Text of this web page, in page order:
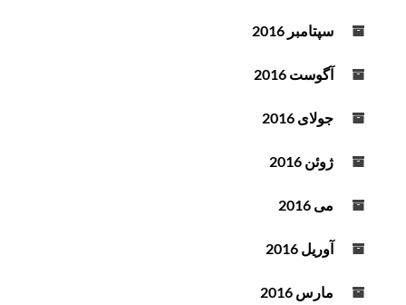
سپتامبر 2016
آگوست 2016
جولای 2016
ژوئن 2016
می 2016
آوریل 2016
مارس 2016